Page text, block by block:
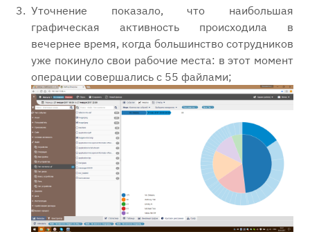
Уточнение показало, что наибольшая
графическая активность происходила в
вечернее время, когда большинство сотрудников
уже покинуло свои рабочие места: в этот момент
операции совершались с 55 файлами;